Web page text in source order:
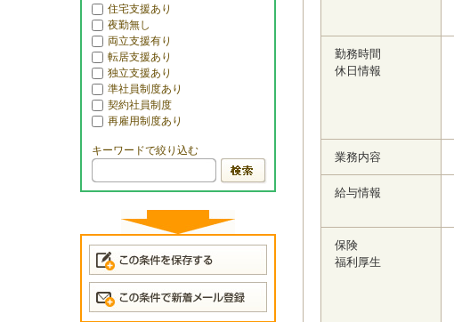
住宅支援あり
夜勤無し
両立支援有り
転居支援あり
独立支援あり
準社員制度あり
契約社員制度
再雇用制度あり
キーワードで絞り込む
勤務時間
休日情報
業務内容
給与情報
保険
福利厚生